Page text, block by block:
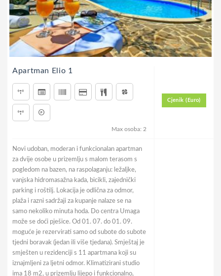
Apartman Elio 1
Max osoba: 2
Cjenik (Euro)
Novi udoban, moderan i funkcionalan apartman
za dvije osobe u prizemlju s malom terasom s
pogledom na bazen, na raspolaganju: ležaljke,
vanjska hidromasažna kada, bicikli, zajednički
parking i roštilj. Lokacija je odlična za odmor,
plaža i razni sadržaji za kupanje nalaze se na
samo nekoliko minuta hoda. Do centra Umaga
može se doći pješice. Od 01. 07. do 01. 09.
moguće je rezervirati samo od subote do subote
tjedni boravak (jedan ili više tjedana). Smještaj je
smješten u rezidenciji s 11 apartmana koji su
iznajmljeni za ljetni odmor. Klimatizirani studio
ima 18 m2, u prizemlju lijepo i funkcionalno,